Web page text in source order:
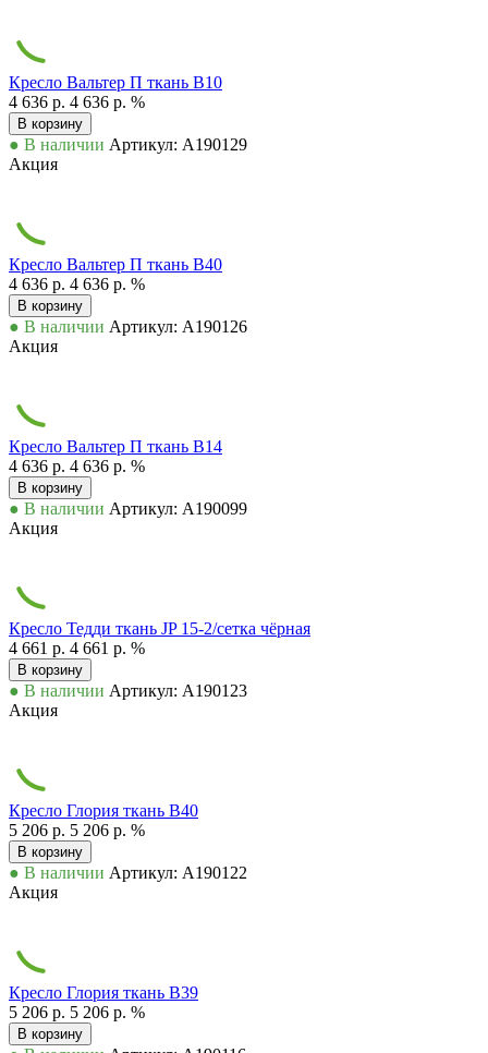
Кресло Вальтер П ткань В10
4 636 р. 4 636 р. %
В корзину
● В наличии Артикул: А190129
Акция
Кресло Вальтер П ткань В40
4 636 р. 4 636 р. %
В корзину
● В наличии Артикул: А190126
Акция
Кресло Вальтер П ткань В14
4 636 р. 4 636 р. %
В корзину
● В наличии Артикул: А190099
Акция
Кресло Тедди ткань JP 15-2/сетка чёрная
4 661 р. 4 661 р. %
В корзину
● В наличии Артикул: А190123
Акция
Кресло Глория ткань В40
5 206 р. 5 206 р. %
В корзину
● В наличии Артикул: А190122
Акция
Кресло Глория ткань В39
5 206 р. 5 206 р. %
В корзину